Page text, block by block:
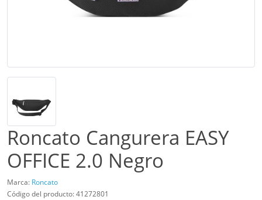
Roncato Cangurera EASY
OFFICE 2.0 Negro
Marca: Roncato
Código del producto: 41272801